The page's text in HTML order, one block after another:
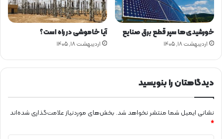
د
و
ن
ر
ژ
ی
ر
ز
د
ر
ج
م
ع
م
و
م
ی
خورشیدی‌ها سپر قطع برق صنایع
اردیبهشت ۱۸, ۱۴۰۵
آیا خاموشی در راه است؟
اردیبهشت ۱۸, ۱۴۰۵
دیدگاهتان را بنویسید
نشانی ایمیل شما منتشر نخواهد شد. بخش‌های موردنیاز علامت‌گذاری شده‌اند
*